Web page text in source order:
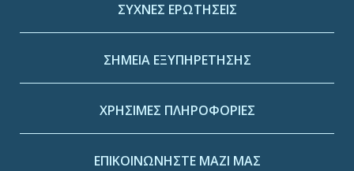
ΣΥΧΝΕΣ ΕΡΩΤΗΣΕΙΣ
ΣΗΜΕΙΑ ΕΞΥΠΗΡΕΤΗΣΗΣ
ΧΡΗΣΙΜΕΣ ΠΛΗΡΟΦΟΡΙΕΣ
ΕΠΙΚΟΙΝΩΝΗΣΤΕ ΜΑΖΙ ΜΑΣ